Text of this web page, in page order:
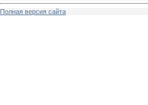
Полная версия сайта